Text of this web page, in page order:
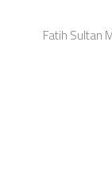
Fatih Sultan